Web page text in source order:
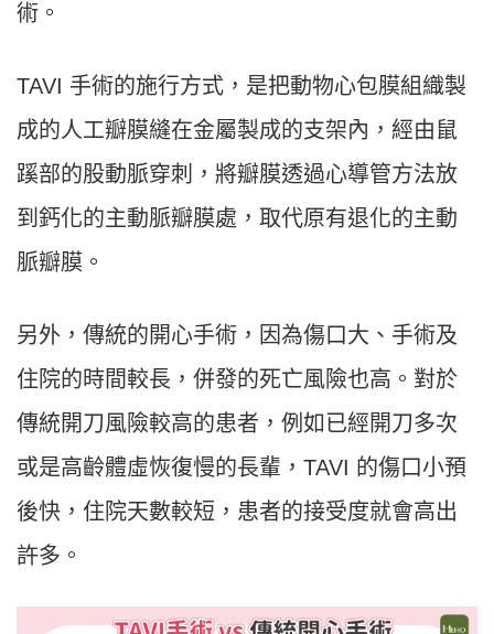
術。
TAVI 手術的施行方式，是把動物心包膜組織製
成的人工瓣膜縫在金屬製成的支架內，經由鼠
蹊部的股動脈穿刺，將瓣膜透過心導管方法放
到鈣化的主動脈瓣膜處，取代原有退化的主動
脈瓣膜。
另外，傳統的開心手術，因為傷口大、手術及
住院的時間較長，併發的死亡風險也高。對於
傳統開刀風險較高的患者，例如已經開刀多次
或是高齡體虛恢復慢的長輩，TAVI 的傷口小預
後快，住院天數較短，患者的接受度就會高出
許多。